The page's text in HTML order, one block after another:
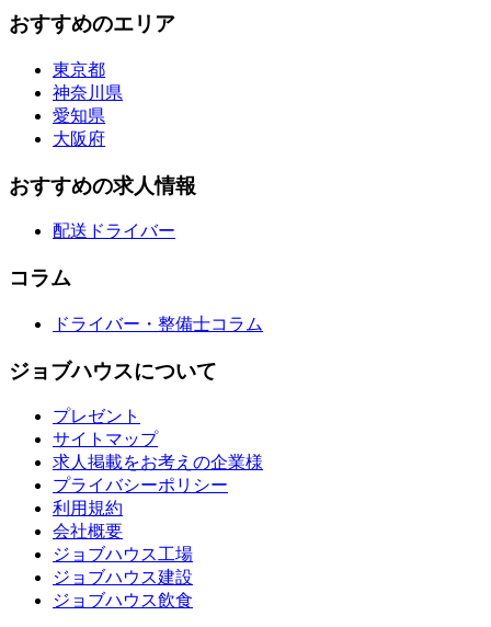
おすすめのエリア
東京都
神奈川県
愛知県
大阪府
おすすめの求人情報
配送ドライバー
コラム
ドライバー・整備士コラム
ジョブハウスについて
プレゼント
サイトマップ
求人掲載をお考えの企業様
プライバシーポリシー
利用規約
会社概要
ジョブハウス工場
ジョブハウス建設
ジョブハウス飲食